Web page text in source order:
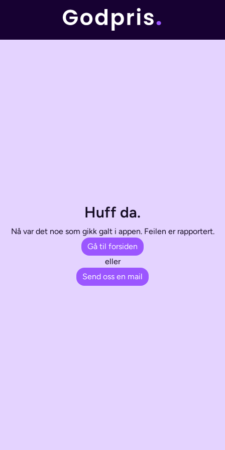
Huff da.
Nå var det noe som gikk galt i appen. Feilen er rapportert.
Gå til forsiden
eller
Send oss en mail